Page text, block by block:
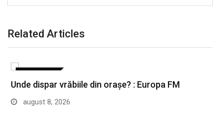
Related Articles
Unde dispar vrăbiile din orașe? : Europa FM
august 8, 2026